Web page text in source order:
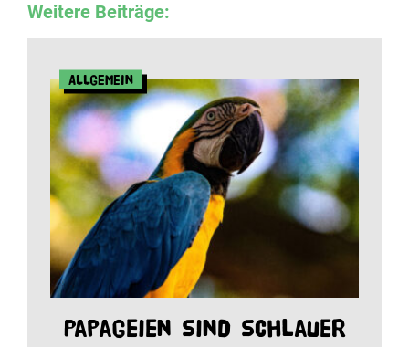
Weitere Beiträge:
Allgemein
Papageien sind schlauer